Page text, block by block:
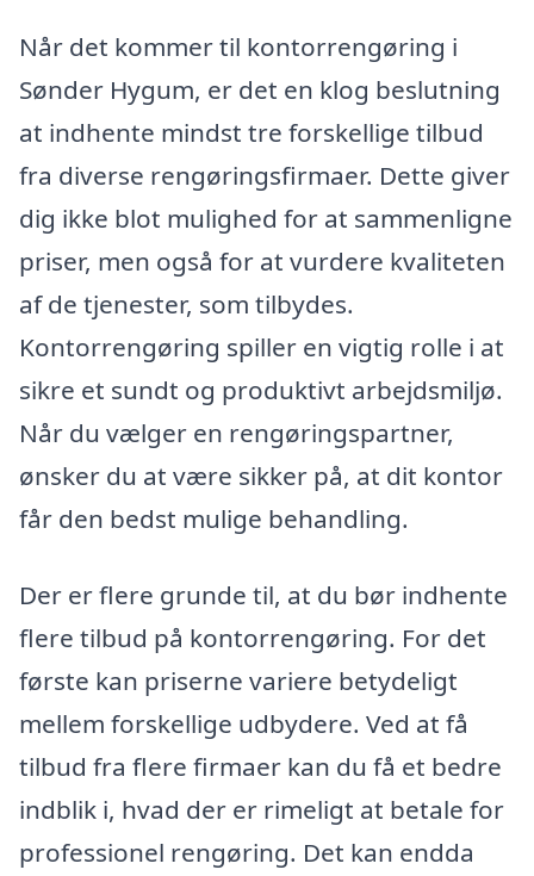
Når det kommer til kontorrengøring i
Sønder Hygum, er det en klog beslutning
at indhente mindst tre forskellige tilbud
fra diverse rengøringsfirmaer. Dette giver
dig ikke blot mulighed for at sammenligne
priser, men også for at vurdere kvaliteten
af de tjenester, som tilbydes.
Kontorrengøring spiller en vigtig rolle i at
sikre et sundt og produktivt arbejdsmiljø.
Når du vælger en rengøringspartner,
ønsker du at være sikker på, at dit kontor
får den bedst mulige behandling.
Der er flere grunde til, at du bør indhente
flere tilbud på kontorrengøring. For det
første kan priserne variere betydeligt
mellem forskellige udbydere. Ved at få
tilbud fra flere firmaer kan du få et bedre
indblik i, hvad der er rimeligt at betale for
professionel rengøring. Det kan endda